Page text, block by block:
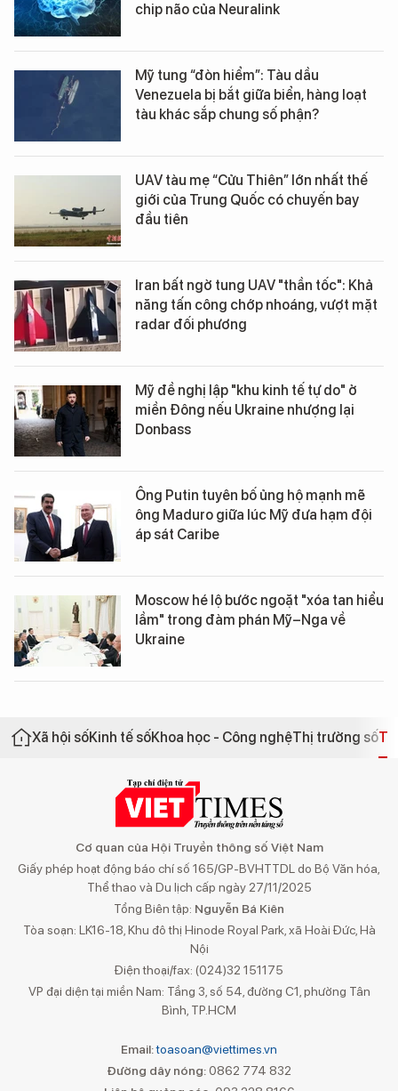
chip não của Neuralink
Mỹ tung “đòn hiểm”: Tàu dầu
Venezuela bị bắt giữa biển, hàng loạt
tàu khác sắp chung số phận?
UAV tàu mẹ “Cửu Thiên” lớn nhất thế
giới của Trung Quốc có chuyến bay
đầu tiên
Iran bất ngờ tung UAV "thần tốc": Khả
năng tấn công chớp nhoáng, vượt mặt
radar đối phương
Mỹ đề nghị lập "khu kinh tế tự do" ở
miền Đông nếu Ukraine nhượng lại
Donbass
Ông Putin tuyên bố ủng hộ mạnh mẽ
ông Maduro giữa lúc Mỹ đưa hạm đội
áp sát Caribe
Moscow hé lộ bước ngoặt "xóa tan hiểu
lầm" trong đàm phán Mỹ–Nga về
Ukraine
Xã hội sốKinh tế sốKhoa học - Công nghệThị trường số
Cơ quan của Hội Truyền thông số Việt Nam
Giấy phép hoạt động báo chí số 165/GP-BVHTTDL do Bộ Văn hóa,
Thể thao và Du lịch cấp ngày 27/11/2025
Tổng Biên tập: Nguyễn Bá Kiên
Tòa soạn: LK16-18, Khu đô thị Hinode Royal Park, xã Hoài Đức, Hà
Nội
Điện thoại/fax: (024)32 151175
VP đại diện tại miền Nam: Tầng 3, số 54, đường C1, phường Tân
Bình, TP.HCM
Email:toasoan@viettimes.vn
Đường dây nóng: 0862 774 832